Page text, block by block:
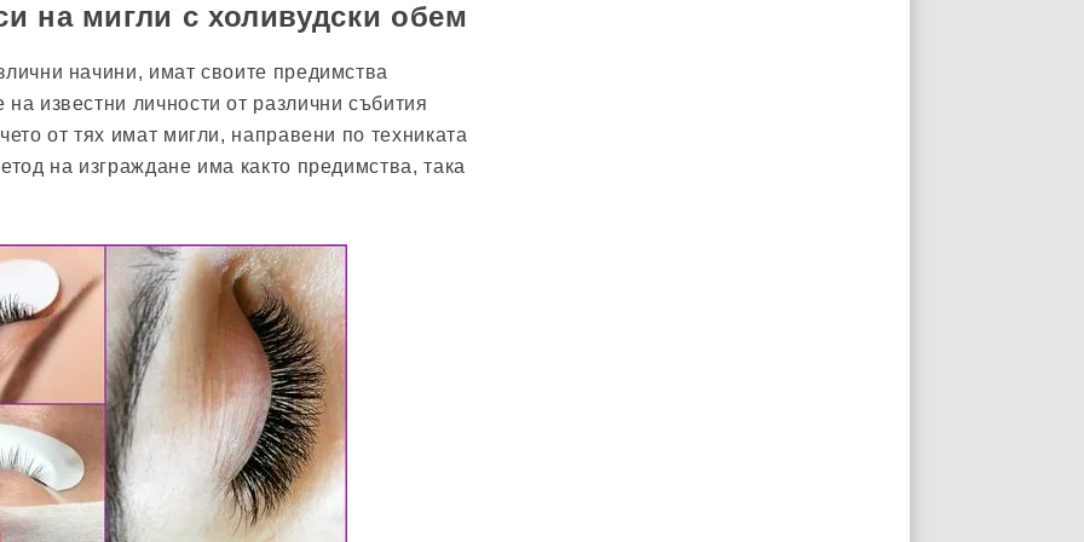
на мигли с холивудски обем
начини, имат своите предимства
известни личности от различни събития
от тях имат мигли, направени по техниката
на изграждане има както предимства, така